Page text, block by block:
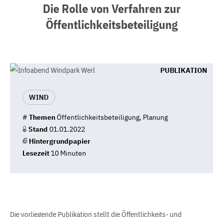
Die Rolle von Verfahren zur
Öffentlichkeitsbeteiligung
PUBLIKATION
WIND
# ThemenÖffentlichkeitsbeteiligung, Planung
Stand 01.01.2022
Hintergrundpapier
Lesezeit 10 Minuten
Die vorliegende Publikation stellt die Öffentlichkeits- und